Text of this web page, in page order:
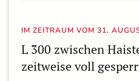
IM ZEITRAUM VOM 31.
L 300 zwischen
zeitweise voll